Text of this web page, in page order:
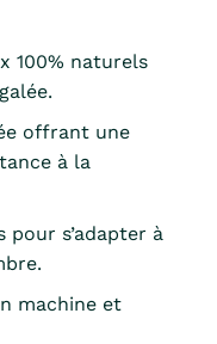
100% naturels
offrant une
à la
pour s’adapter à
machine et